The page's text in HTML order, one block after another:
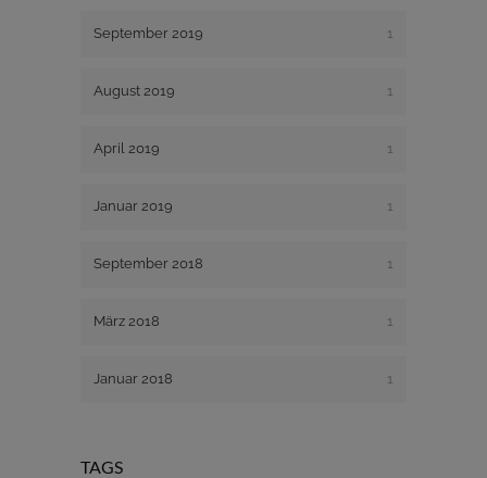
September 2019 1
August 2019 1
April 2019 1
Januar 2019 1
September 2018 1
März 2018 1
Januar 2018 1
TAGS